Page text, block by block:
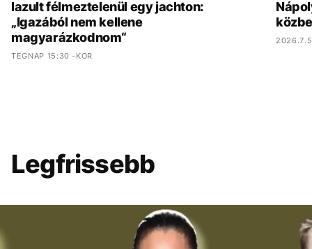
lazult félmeztelenül egy jachton:
„Igazából nem kellene
magyarázkodnom“
TEGNAP 15:30 -KOR
Legfrissebb